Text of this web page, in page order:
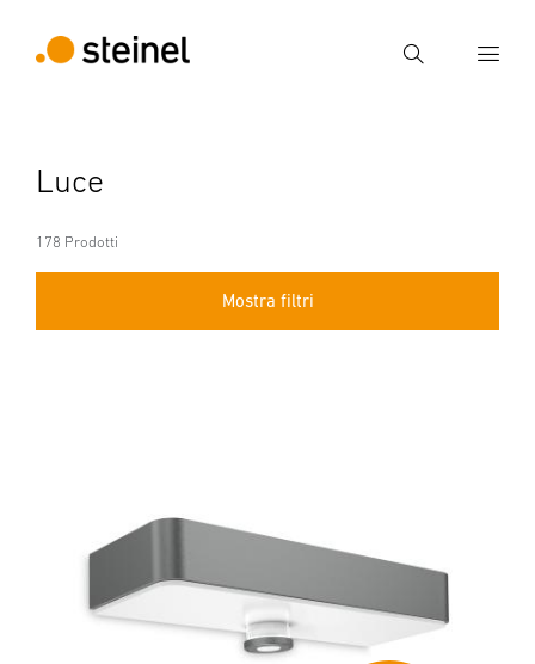
Ricerca
Ricerca
Luce
178 Prodotti
Mostra filtri